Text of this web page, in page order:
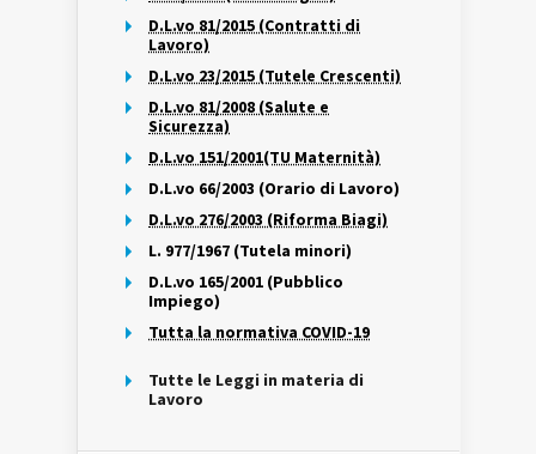
D.L.vo 81/2015 (Contratti di
Lavoro)
D.L.vo 23/2015 (Tutele Crescenti)
D.L.vo 81/2008 (Salute e
Sicurezza)
D.L.vo 151/2001(TU Maternità)
D.L.vo 66/2003 (Orario di Lavoro)
D.L.vo 276/2003 (Riforma Biagi)
L. 977/1967 (Tutela minori)
D.L.vo 165/2001 (Pubblico
Impiego)
Tutta la normativa COVID-19
Tutte le Leggi in materia di
Lavoro